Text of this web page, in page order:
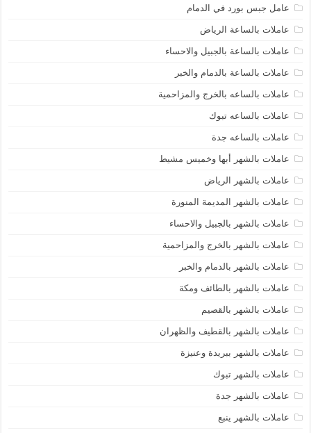
عامل جبس بورد في الدمام
عاملات بالساعة الرياض
عاملات بالساعة بالجبيل والاحساء
عاملات بالساعة بالدمام والخبر
عاملات بالساعه بالخرج والمزاحمية
عاملات بالساعه تبوك
عاملات بالساعه جدة
عاملات بالشهر أبها وخميس مشيط
عاملات بالشهر الرياض
عاملات بالشهر المديمة المنورة
عاملات بالشهر بالجبيل والاحساء
عاملات بالشهر بالخرج والمزاحمية
عاملات بالشهر بالدمام والخبر
عاملات بالشهر بالطائف ومكة
عاملات بالشهر بالقصيم
عاملات بالشهر بالقطيف والظهران
عاملات بالشهر ببريدة وعنيزة
عاملات بالشهر تبوك
عاملات بالشهر جدة
عاملات بالشهر ينبع